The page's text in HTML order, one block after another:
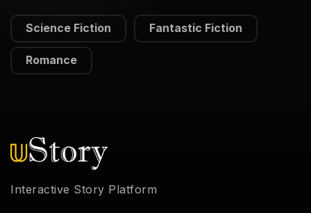
Science Fiction Fantastic Fiction
Romance
Interactive Story Platform